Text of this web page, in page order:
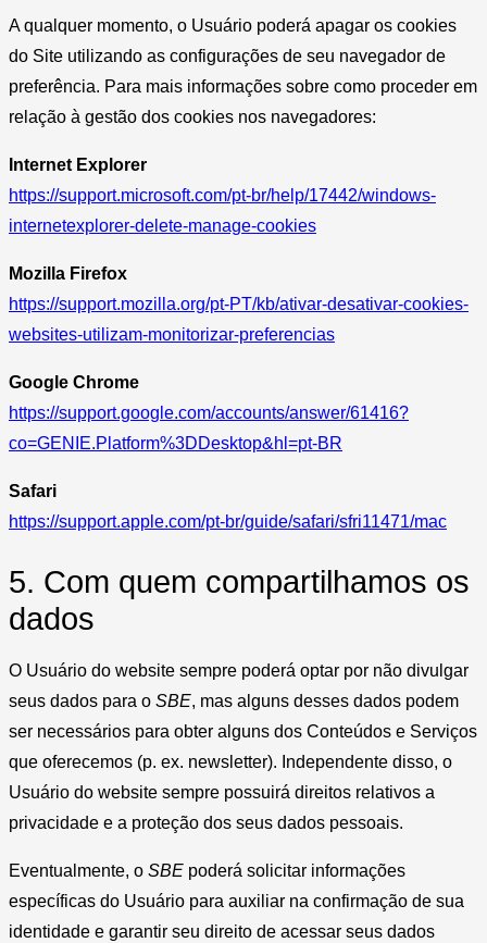
A qualquer momento, o Usuário poderá apagar os cookies
do Site utilizando as configurações de seu navegador de
preferência. Para mais informações sobre como proceder em
relação à gestão dos cookies nos navegadores:
Internet Explorer
https://support.microsoft.com/pt-br/help/17442/windows-
internetexplorer-delete-manage-cookies
Mozilla Firefox
https://support.mozilla.org/pt-PT/kb/ativar-desativar-cookies-
websites-utilizam-monitorizar-preferencias
Google Chrome
https://support.google.com/accounts/answer/61416?
co=GENIE.Platform%3DDesktop&hl=pt-BR
Safari
https://support.apple.com/pt-br/guide/safari/sfri11471/mac
5. Com quem compartilhamos os
dados
O Usuário do website sempre poderá optar por não divulgar
seus dados para o SBE, mas alguns desses dados podem
ser necessários para obter alguns dos Conteúdos e Serviços
que oferecemos (p. ex. newsletter). Independente disso, o
Usuário do website sempre possuirá direitos relativos a
privacidade e a proteção dos seus dados pessoais.
Eventualmente, o SBE poderá solicitar informações
específicas do Usuário para auxiliar na confirmação de sua
identidade e garantir seu direito de acessar seus dados